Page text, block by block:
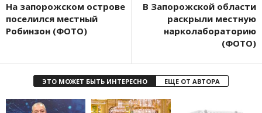
На запорожском острове
поселился местный
Робинзон (ФОТО)
В Запорожской области
раскрыли местную
нарколабораторию
(ФОТО)
ЭТО МОЖЕТ БЫТЬ ИНТЕРЕСНО ЕЩЕ ОТ АВТОРА